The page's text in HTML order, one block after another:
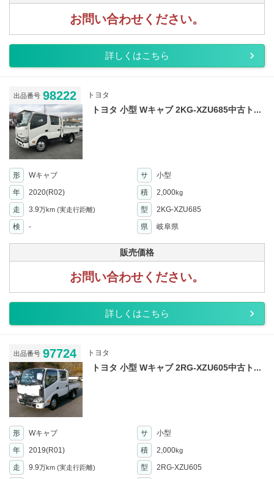
お問い合わせください。
詳しくはこちら
出品番号 98222 トヨタ
トヨタ 小型 Wキャブ 2KG-XZU685中古ト...
形 Wキャブ サ
小型
年
2020(R02) 積 2,000kg
走 3.9万km (実走行距離) 型
2KG-XZU685
検
- 県 岐阜県
販売価格
お問い合わせください。
詳しくはこちら
出品番号 97724 トヨタ
トヨタ 小型 Wキャブ 2RG-XZU605中古ト...
形 Wキャブ サ
小型
年
2019(R01) 積 2,000kg
走 9.9万km (実走行距離) 型
2RG-XZU605